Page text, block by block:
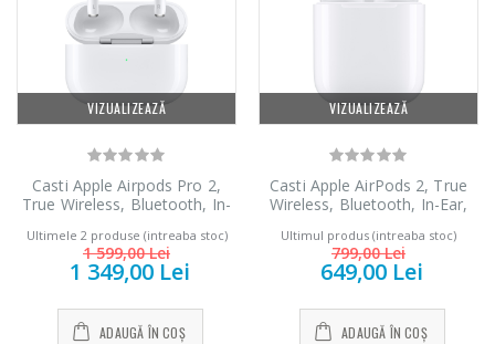
VIZUALIZEAZĂ
Casti Apple Airpods Pro 2,
True Wireless, Bluetooth, In-
Cancelling, Carcasa MagSafe,
Alb
Ultimele 2 produse (intreaba stoc)
1 599,00 Lei
1 349,00 Lei
ADAUGĂ ÎN COȘ
VIZUALIZEAZĂ
Casti Apple AirPods 2, True
Wireless, Bluetooth, In-Ear,
Ultimul produs (intreaba stoc)
799,00 Lei
649,00 Lei
ADAUGĂ ÎN COȘ